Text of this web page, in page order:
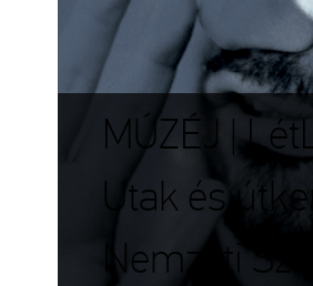
MÚZÉJ |
Utak és
Nemzeti